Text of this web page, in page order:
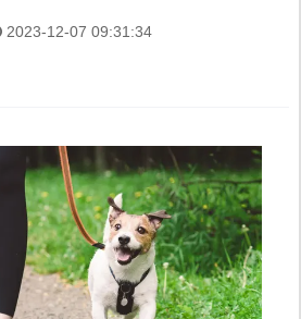
2023-12-07 09:31:34